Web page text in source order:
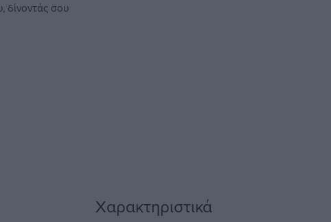
δίνοντάς σου
IKEDA v3.0
Χαρακτηριστικά